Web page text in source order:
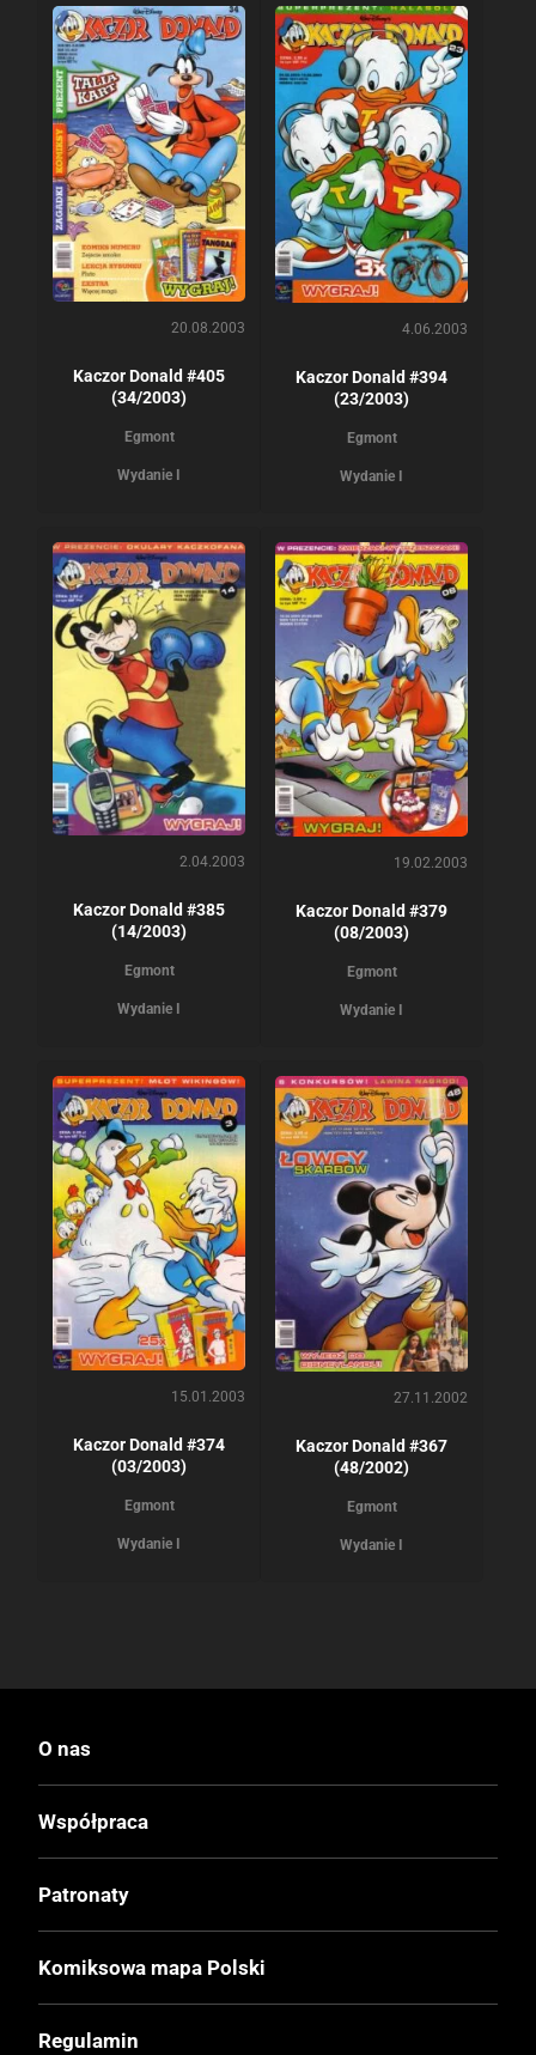
20.08.2003
Kaczor Donald #405
(34/2003)
Egmont
Wydanie I
4.06.2003
Kaczor Donald #394
(23/2003)
Egmont
Wydanie I
2.04.2003
Kaczor Donald #385
(14/2003)
Egmont
Wydanie I
19.02.2003
Kaczor Donald #379
(08/2003)
Egmont
Wydanie I
15.01.2003
Kaczor Donald #374
(03/2003)
Egmont
Wydanie I
27.11.2002
Kaczor Donald #367
(48/2002)
Egmont
Wydanie I
O nas
Współpraca
Patronaty
Komiksowa mapa Polski
Regulamin